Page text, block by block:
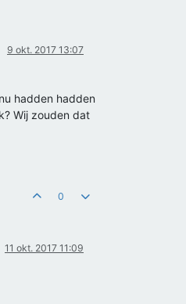
9 okt. 2017 13:07
hadden hadden
Wij zouden dat
0
11 okt. 2017 11:09